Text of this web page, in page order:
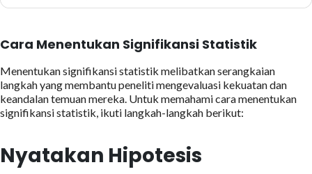
Cara Menentukan Signifikansi Statistik
Menentukan signifikansi statistik melibatkan serangkaian
langkah yang membantu peneliti mengevaluasi kekuatan dan
keandalan temuan mereka. Untuk memahami cara menentukan
signifikansi statistik, ikuti langkah-langkah berikut:
Nyatakan Hipotesis